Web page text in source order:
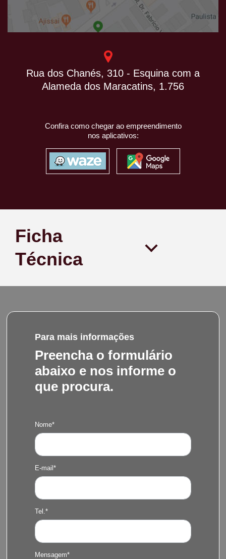
Rua dos Chanés, 310 - Esquina com a
Alameda dos Maracatins, 1.756
Confira como chegar ao empreendimento
nos aplicativos:
Ficha
Técnica
Para mais informações
Preencha o formulário
abaixo e nos informe o
que procura.
Nome*
E-mail*
Tel.*
Mensagem*